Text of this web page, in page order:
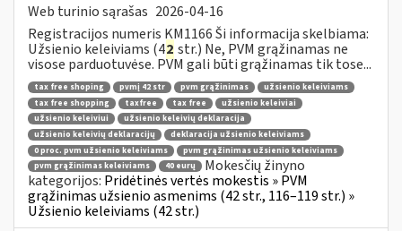
Web turinio sąrašas 2026-04-16
Registracijos numeris KM1166 Ši informacija skelbiama:
Užsienio keleiviams (42 str.) Ne, PVM grąžinamas ne
visose parduotuvėse. PVM gali būti grąžinamas tik tose...
tax free shoping pvmį 42 str pvm grąžinimas
užsienio keleiviams
tax free shopping
taxfree tax free
užsienio keleiviai
užsienio keleiviui
užsienio keleivių deklaracija
užsienio keleivių deklaracijų
deklaracija užsienio keleiviams
0 proc. pvm užsienio keleiviams
pvm grąžinimas užsienio keleiviams
pvm grąžinimas keleiviams
40 eurų
Mokesčių žinyno
kategorijos: Pridėtinės vertės mokestis » PVM
grąžinimas užsienio asmenims (42 str., 116–119 str.) »
Užsienio keleiviams (42 str.)